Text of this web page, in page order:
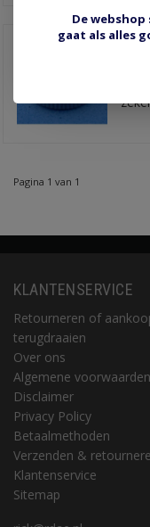
Pagina 1 van 1
KLANTENSERVICE
Retourneren of
terugdraaien
Over ons
Algemene voorwaarden
Disclaimer
Privacy Policy
Betaalmethoden
Verzenden &
Klantenservice
Sitemap
De
gaat als alles